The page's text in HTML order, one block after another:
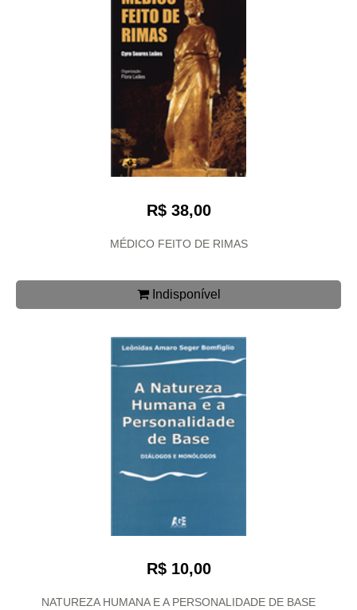
R$ 38,00
MÉDICO FEITO DE RIMAS
Indisponível
R$ 10,00
NATUREZA HUMANA E A PERSONALIDADE DE BASE